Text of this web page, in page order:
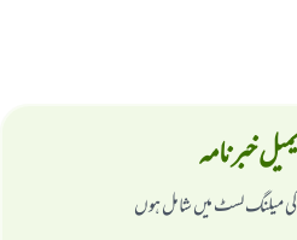
خبرنامہ
میلنگ لسٹ میں شامل ہوں